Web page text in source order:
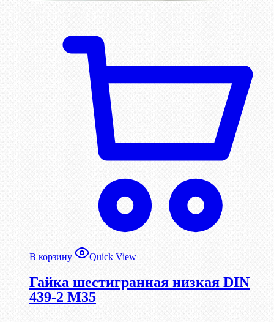
В корзину Quick View
Гайка шестигранная низкая DIN
439-2 М35